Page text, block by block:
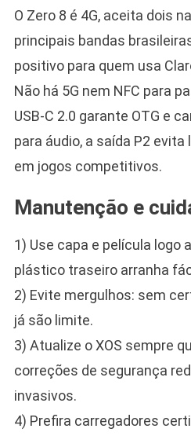
O Zero 8 é 4G, aceita dois
principais bandas
positivo para quem usa
Não há 5G nem NFC para
USB-C 2.0 garante OTG e
para áudio, a saída P2
em jogos competitivos.
Manutenção e
1) Use capa e película logo
plástico traseiro arranha
2) Evite mergulhos: sem
já são limite.
3) Atualize o XOS sempre
correções de segurança
invasivos.
4) Prefira carregadores